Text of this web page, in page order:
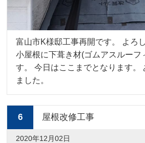
富山市K様邸工事再開です。 よろ
小屋根に下葺き材(ゴムアスルーフ
す。 今日はここまでとなります。
ました。
6 屋根改修工事
2020年12月02日